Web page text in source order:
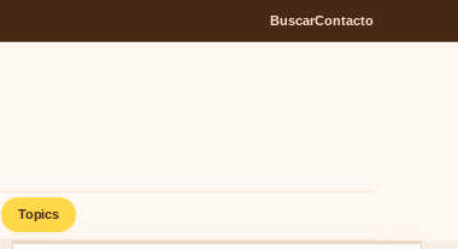
BuscarContacto
Topics